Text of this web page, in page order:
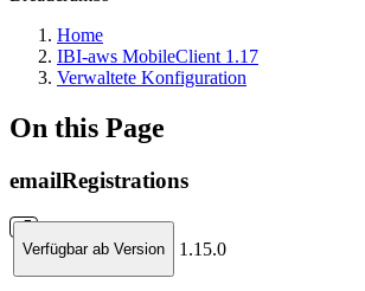
Home
IBI-aws MobileClient 1.17
Verwaltete Konfiguration
On this Page
emailRegistrations
Verfügbar ab Version 1.15.0